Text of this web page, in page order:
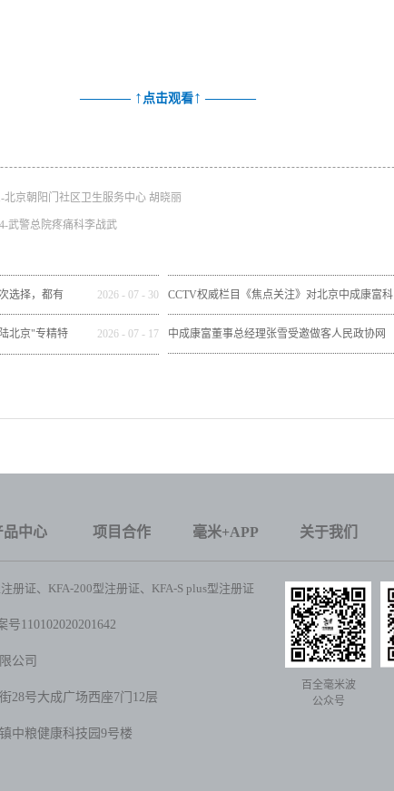
———— ↑ 点击观看↑ ————
北京朝阳门社区卫生服务中心 胡晓丽
武警总院疼痛科李战武
选择，都有 2026 - 07 - 30 CCTV权威栏目《焦点关注》对北京中成康富科
技股份有限公司做了全方位报道
北京"专精特 2026 - 07 - 17 中成康富董事总经理张雪受邀做客人民政协网
品中心 项目合作 毫米+APP 关于我们
册证、KFA-200型注册证、KFA-S plus型注册证
号110102020201642
公司
28号大成广场西座7门12层
中粮健康科技园9号楼
百全毫米波
公众号